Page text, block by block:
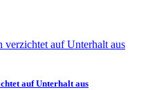
auf Unterhalt aus